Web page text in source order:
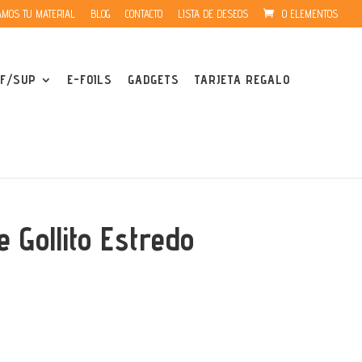
TU MATERIAL BLOG CONTACTO LISTA DE DESEOS 0 ELEMENTOS
SUP E-FOILS GADGETS TARJETA REGALO
Gollito Estredo